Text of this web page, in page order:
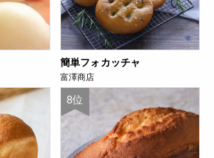
簡単フォカッチャ
富澤商店
8位